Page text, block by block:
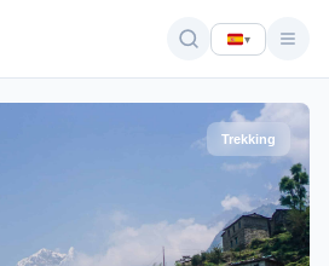
▾
Trekking